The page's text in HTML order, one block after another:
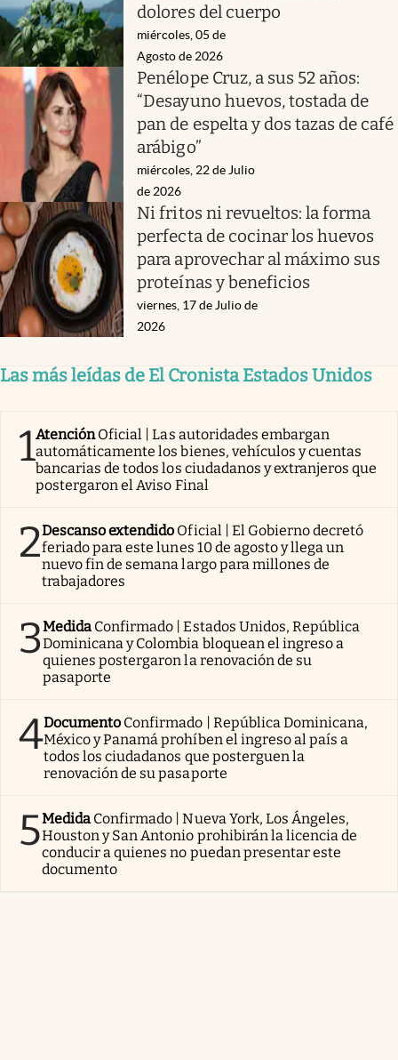
dolores del cuerpo
miércoles, 05 de
Agosto de 2026
Penélope Cruz, a sus 52 años:
“Desayuno huevos, tostada de
pan de espelta y dos tazas de café
arábigo”
miércoles, 22 de Julio
de 2026
Ni fritos ni revueltos: la forma
perfecta de cocinar los huevos
para aprovechar al máximo sus
proteínas y beneficios
viernes, 17 de Julio de
2026
Las más leídas de El Cronista Estados Unidos
1AtenciónOficial | Las autoridades embargan
automáticamente los bienes, vehículos y cuentas
bancarias de todos los ciudadanos y extranjeros que
postergaron el Aviso Final
2Descanso extendido Oficial | El Gobierno decretó
feriado para este lunes 10 de agosto y llega un
nuevo fin de semana largo para millones de
trabajadores
3Medida Confirmado | Estados Unidos, República
Dominicana y Colombia bloquean el ingreso a
quienes postergaron la renovación de su
pasaporte
4Documento Confirmado | República Dominicana,
México y Panamá prohíben el ingreso al país a
todos los ciudadanos que posterguen la
renovación de su pasaporte
5Medida Confirmado | Nueva York, Los Ángeles,
Houston y San Antonio prohibirán la licencia de
conducir a quienes no puedan presentar este
documento